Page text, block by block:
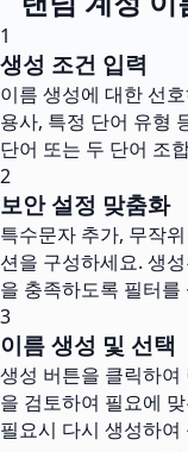
1
생성 조건 입력
이름 생성에 대한 선
용사, 특정 단어 유형
단어 또는 두 단어 조
2
보안 설정 맞춤화
특수문자 추가, 무작
션을 구성하세요. 생
을 충족하도록 필터를
3
이름 생성 및 선택
생성 버튼을 클릭하
을 검토하여 필요에
필요시 다시 생성하